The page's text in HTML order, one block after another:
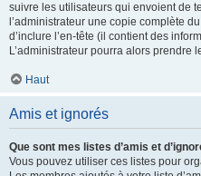
suivre les utilisateurs qui envoient de
l’administrateur une copie complète
d’inclure l’en-tête (il contient des
L’administrateur pourra alors prendre
Haut
Amis et ignorés
Que sont mes listes d’amis et
Vous pouvez utiliser ces listes pour